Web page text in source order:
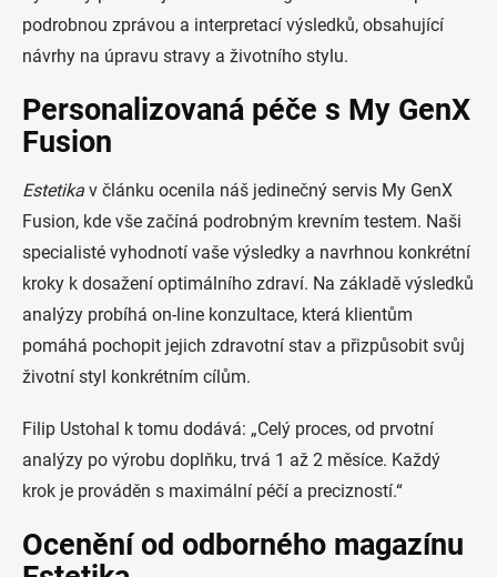
podrobnou zprávou a interpretací výsledků, obsahující
návrhy na úpravu stravy a životního stylu.
Personalizovaná péče s My GenX
Fusion
Estetika v článku ocenila náš jedinečný servis My GenX
Fusion, kde vše začíná podrobným krevním testem. Naši
specialisté vyhodnotí vaše výsledky a navrhnou konkrétní
kroky k dosažení optimálního zdraví. Na základě výsledků
analýzy probíhá on-line konzultace, která klientům
pomáhá pochopit jejich zdravotní stav a přizpůsobit svůj
životní styl konkrétním cílům.
Filip Ustohal k tomu dodává: „Celý proces, od prvotní
analýzy po výrobu doplňku, trvá 1 až 2 měsíce. Každý
krok je prováděn s maximální péčí a precizností.“
Ocenění od odborného magazínu